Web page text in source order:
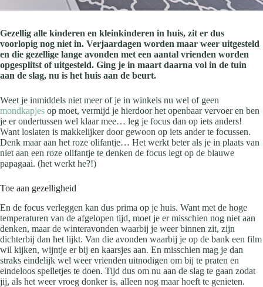
Gezellig alle kinderen en kleinkinderen in huis, zit er dus
voorlopig nog niet in. Verjaardagen worden maar weer uitgesteld
en die gezellige lange avonden met een aantal vrienden worden
opgesplitst of uitgesteld. Ging je in maart daarna vol in de tuin
aan de slag, nu is het huis aan de beurt.
Weet je inmiddels niet meer of je in winkels nu wel of geen
mondkapjes op moet, vermijd je hierdoor het openbaar vervoer en ben
je er ondertussen wel klaar mee… leg je focus dan op iets anders!
Want loslaten is makkelijker door gewoon op iets ander te focussen.
Denk maar aan het roze olifantje… Het werkt beter als je in plaats van
niet aan een roze olifantje te denken de focus legt op de blauwe
papagaai. (het werkt he?!)
Toe aan gezelligheid
En de focus verleggen kan dus prima op je huis. Want met de hoge
temperaturen van de afgelopen tijd, moet je er misschien nog niet aan
denken, maar de winteravonden waarbij je weer binnen zit, zijn
dichterbij dan het lijkt. Van die avonden waarbij je op de bank een film
wil kijken, wijntje er bij en kaarsjes aan. En misschien mag je dan
straks eindelijk wel weer vrienden uitnodigen om bij te praten en
eindeloos spelletjes te doen. Tijd dus om nu aan de slag te gaan zodat
jij, als het weer vroeg donker is, alleen nog maar hoeft te genieten.